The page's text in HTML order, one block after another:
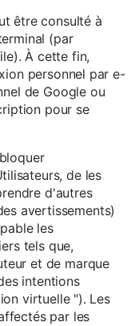
être consulté à
(par
À cette fin,
personnel par e-
de Google ou
pour se
de les
d'autres
avertissements)
les
tels que,
et de marque
intentions
virtuelle "). Les
par les